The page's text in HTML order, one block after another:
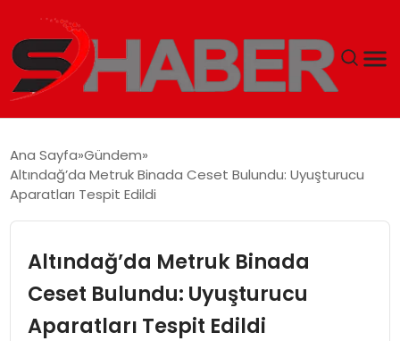
MAGAZIN
EKONOMI
Ana Sayfa Gündem
Altındağ’da Metruk Binada Ceset Bulundu: Uyuşturucu
Aparatları Tespit Edildi
Altındağ’da Metruk Binada
Ceset Bulundu: Uyuşturucu
Aparatları Tespit Edildi